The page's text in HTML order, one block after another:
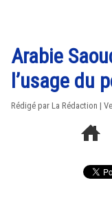
Arabie
l’usage du
Rédigé par La Rédaction |